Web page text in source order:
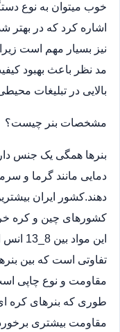
خوب میتوان به نوع
اشاره کرد که در بهتر
نیز بسیار مهم است
مد نظر باعث بهبود
بالایی در تبلیغات
مشخصات بنر چیست؟
بنرها همگی یک جنس
دمایی مانند گرما و
دهند.کشور ایران
کشورهای چین و کره
این
تفاوتی است که بین
مقاومت و نوع چاپی
طوری که بنرهای کره
مقاومت بیشتری